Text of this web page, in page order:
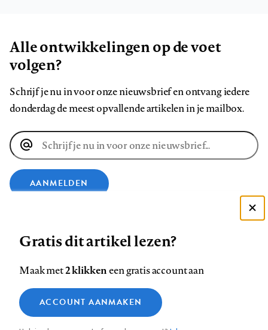
Alle ontwikkelingen op de voet
volgen?
Schrijf je nu in voor onze nieuwsbrief en ontvang iedere
donderdag de meest opvallende artikelen in je mailbox.
E-
mailadres
AANMELDEN
op
Facebook
op
LinkedIn
op
Bluesky
ons
op
InstagramYouTube
Footer
Contact Colofon Disclaimer Privacy
Medische vragen verdienen
betrouwbare antwoorden
Zie onze cookie policy
Analytische cookies
Gratis dit artikel lezen?
Maak met2 klikkeneen gratis account aan
ACCOUNT AANMAKEN